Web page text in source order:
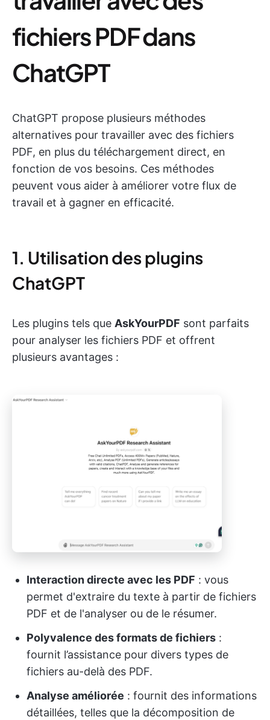
fichiers PDF dans
ChatGPT
ChatGPT propose plusieurs méthodes
alternatives pour travailler avec des fichiers
PDF, en plus du téléchargement direct, en
fonction de vos besoins. Ces méthodes
peuvent vous aider à améliorer votre flux de
travail et à gagner en efficacité.
1. Utilisation des plugins
ChatGPT
Les plugins tels que AskYourPDF sont parfaits
pour analyser les fichiers PDF et offrent
plusieurs avantages :
Interaction directe avec les PDF : vous
permet d'extraire du texte à partir de fichiers
PDF et de l'analyser ou de le résumer.
Polyvalence des formats de fichiers :
fournit l’assistance pour divers types de
fichiers au-delà des PDF.
Analyse améliorée : fournit des informations
détaillées, telles que la décomposition de